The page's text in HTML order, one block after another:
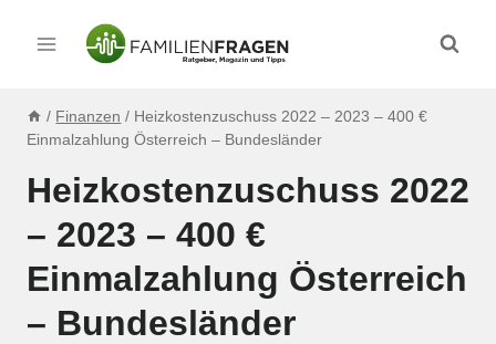
Inhalt
/ Finanzen / Heizkostenzuschuss 2022 – 2023 – 400 €
Einmalzahlung Österreich – Bundesländer
Heizkostenzuschuss 2022
– 2023 – 400 €
Einmalzahlung Österreich
– Bundesländer